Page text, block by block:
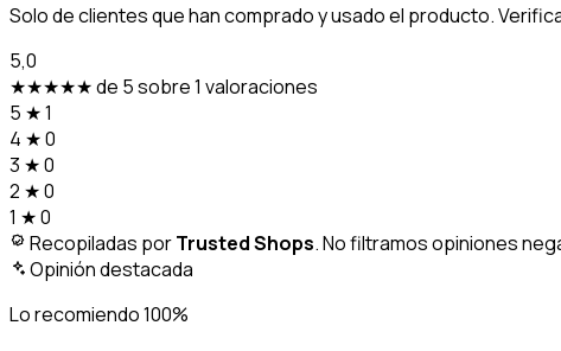
Solo de clientes que han comprado y usado el producto.
5,0
★★★★★de 5 sobre 1 valoraciones
5 ★1
4 ★0
3 ★0
2 ★0
1 ★0
Recopiladas porTrusted Shops. No filtramos opiniones
Opinión destacada
Lo recomiendo 100%